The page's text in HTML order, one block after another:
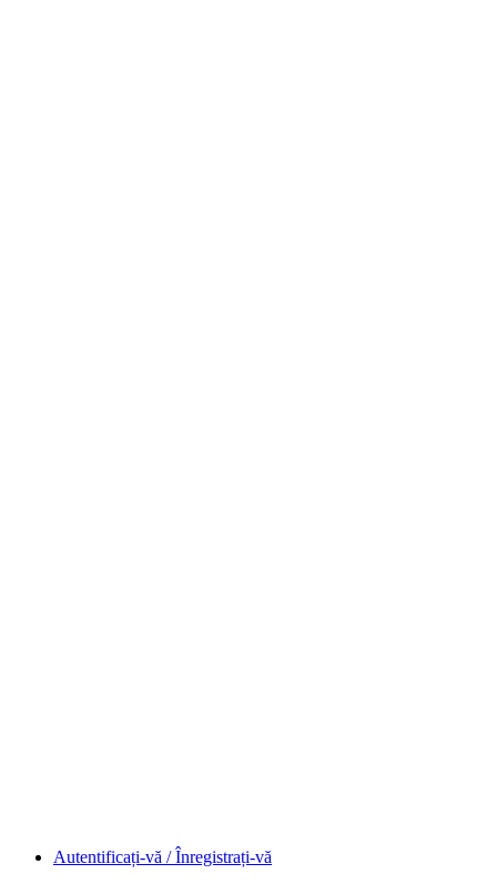
Autentificați-vă / Înregistrați-vă